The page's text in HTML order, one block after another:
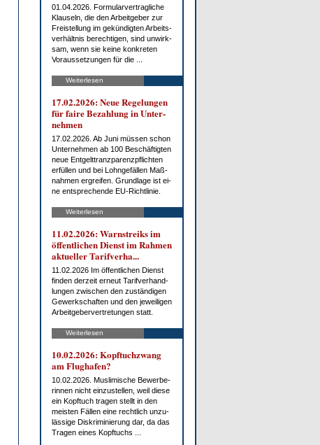
01.04.2026. For­mu­lar­ver­trag­li­che
Klau­seln, die den Ar­beit­ge­ber zur
Frei­stel­lung im ge­kün­dig­ten Ar­beits­
ver­hält­nis be­rech­ti­gen, sind un­wirk­
sam, wenn sie kei­ne kon­kre­ten
Vor­aus­set­zun­gen für die ...
Weiterlesen
17.02.2026: Neue Re­ge­lun­gen
für fai­re Be­zah­lung in Un­ter­
neh­men
17.02.2026. Ab Ju­ni müs­sen schon
Un­ter­neh­men ab 100 Be­schäf­tig­ten
neue Ent­gelt­tranz­pa­renz­pflich­ten
er­fül­len und bei Lohn­ge­fäl­len Maß­
nah­men er­grei­fen. Grund­la­ge ist ei­
ne ent­spre­chen­de EU-Richt­li­nie.
Weiterlesen
11.02.2026: Warn­streiks im
öf­fent­li­chen Dienst im Rah­men
ak­tu­el­ler Ta­rif­ver­ha...
11.02.2026 Im öf­fent­li­chen Dienst
fin­den der­zeit er­neut Ta­rif­ver­hand­
lun­gen zwi­schen den zu­stän­di­gen
Ge­werk­schaf­ten und den je­wei­li­gen
Ar­beit­ge­ber­ver­tre­tun­gen statt.
Weiterlesen
10.02.2026: Kopf­tuch­zwang
am Flug­ha­fen?
10.02.2026. Mus­li­mi­sche Be­wer­be­
rin­nen nicht ein­zu­stel­len, weil die­se
ein Kopf­tuch tra­gen stellt in den
meis­ten Fäl­len ei­ne recht­lich un­zu­
läs­si­ge Dis­kri­mi­nie­rung dar, da das
Tra­gen ei­nes Kopf­tuchs ...